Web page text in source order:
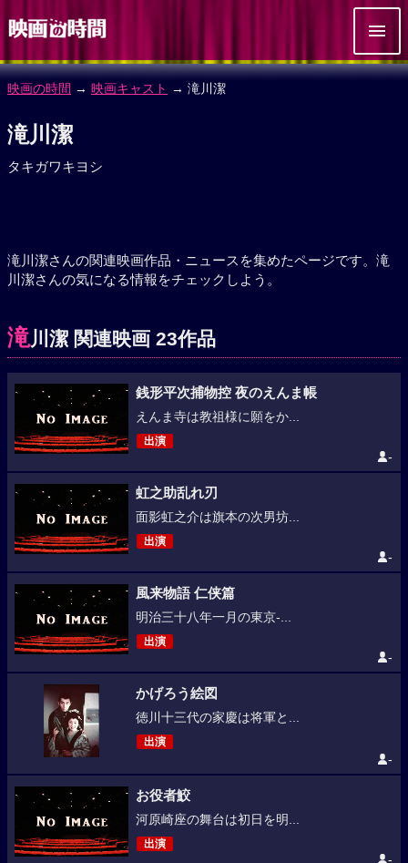
映画の時間 → 映画キャスト → 滝川潔
滝川潔
タキガワキヨシ
滝川潔さんの関連映画作品・ニュースを集めたページです。滝
川潔さんの気になる情報をチェックしよう。
滝川潔 関連映画 23作品
銭形平次捕物控 夜のえんま帳
えんま寺は教祖様に願をか...
出演
-
虹之助乱れ刃
面影虹之介は旗本の次男坊...
出演
-
風来物語 仁侠篇
明治三十八年一月の東京-...
出演
-
かげろう絵図
徳川十三代の家慶は将軍と...
出演
-
お役者鮫
河原崎座の舞台は初日を明...
出演
-